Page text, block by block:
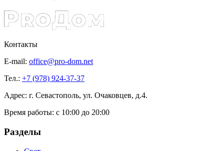
Контакты
E-mail: office@pro-dom.net
Тел.: +7 (978) 924-37-37
Адрес: г. Севастополь, ул. Очаковцев, д.4.
Время работы: с 10:00 до 20:00
Разделы